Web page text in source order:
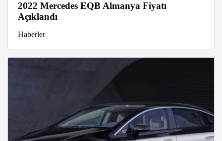
2022 Mercedes EQB Almanya Fiyatı
Açıklandı
Haberler